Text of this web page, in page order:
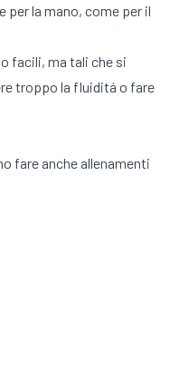
la mano, come per il
facili, ma tali che si
troppo la fluiditá o fare
fare anche allenamenti